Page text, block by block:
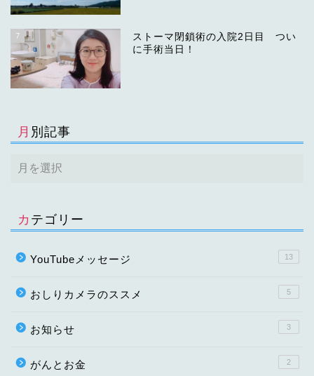
7
ストーマ閉鎖術の入院2日目 つい
に手術当日！
月別記事
カテゴリー
YouTubeメッセージ 13
おしりカメラのススメ 5
お知らせ 3
がんとお金 2